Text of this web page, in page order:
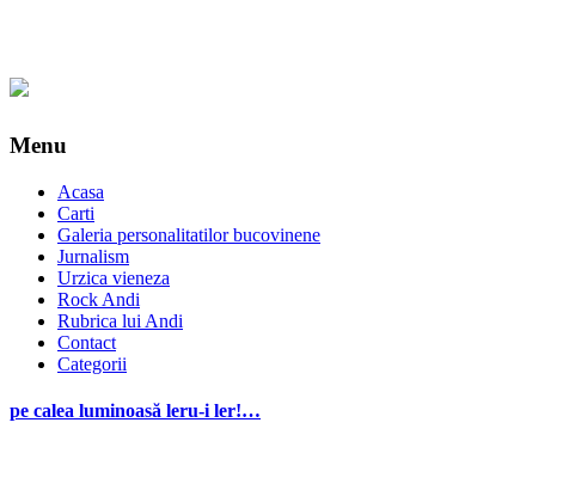
Menu
Acasa
Carti
Galeria personalitatilor bucovinene
Jurnalism
Urzica vieneza
Rock Andi
Rubrica lui Andi
Contact
Categorii
pe calea luminoasă leru-i ler!…